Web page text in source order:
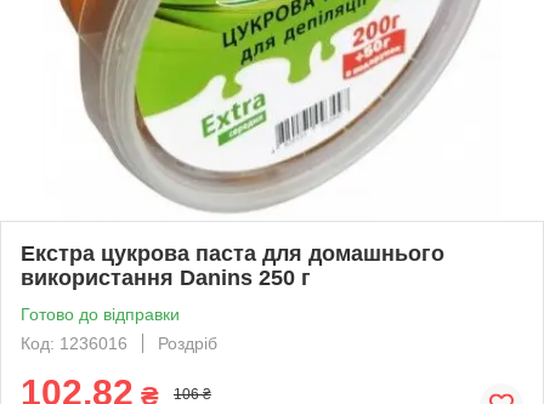
Екстра цукрова паста для домашнього
використання Danins 250 г
Готово до відправки
Код: 1236016
Роздріб
102,82 ₴ 106 ₴